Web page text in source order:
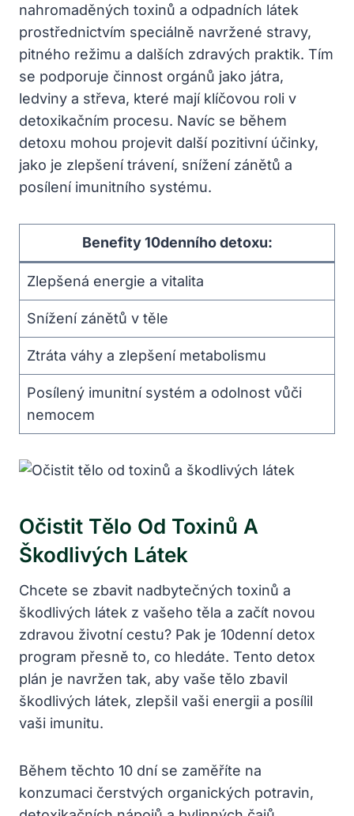
nahromaděných toxinů a odpadních látek⁤
prostřednictvím speciálně navržené stravy,
pitného režimu a dalších zdravých praktik. Tím
se podporuje⁤ činnost orgánů jako játra,
ledviny a střeva, ⁤které ⁣mají klíčovou roli v
detoxikačním procesu. Navíc se během
detoxu ​mohou ‌projevit další pozitivní účinky,⁤
jako je zlepšení trávení, snížení zánětů a
posílení ​imunitního systému.
Benefity 10denního detoxu:
Zlepšená energie ​a vitalita
Snížení zánětů v těle
Ztráta váhy a zlepšení metabolismu
Posílený imunitní systém a⁤ odolnost vůči
nemocem
Očistit Tělo Od Toxinů A
Škodlivých⁣ Látek
Chcete se zbavit nadbytečných toxinů a
škodlivých látek z⁣ vašeho těla a začít‍ novou
zdravou ‍životní cestu? ‍Pak je ⁢10denní detox
program přesně⁣ to, co hledáte.⁣ Tento detox
plán je navržen tak, aby vaše⁢ tělo zbavil​
škodlivých látek, zlepšil vaši‌ energii a posílil
vaši ​imunitu.
Během těchto​ 10 ⁣dní se zaměříte na
konzumaci čerstvých organických potravin,